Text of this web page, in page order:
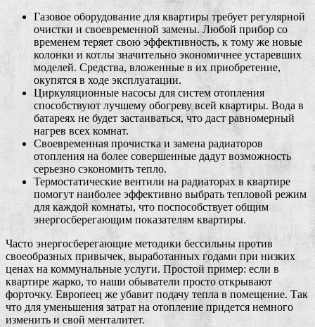
Газовое оборудование для квартиры требует регулярной
очистки и своевременной замены. Любой прибор со
временем теряет свою эффективность, к тому же новые
колонки и котлы значительно экономичнее устаревших
моделей. Средства, вложенные в их приобретение,
окупятся в ходе эксплуатации.
Циркуляционные насосы для систем отопления
способствуют лучшему обогреву всей квартиры. Вода в
батареях не будет застаиваться, что даст равномерный
нагрев всех комнат.
Своевременная прочистка и замена радиаторов
отопления на более совершенные дадут возможность
серьезно сэкономить тепло.
Термостатические вентили на радиаторах в квартире
помогут наиболее эффективно выбрать тепловой режим
для каждой комнаты, что поспособствует общим
энергосберегающим показателям квартиры.
Часто энергосберегающие методики бессильны против
своеобразных привычек, выработанных годами при низких
ценах на коммунальные услуги. Простой пример: если в
квартире жарко, то наши обыватели просто открывают
форточку. Европеец же убавит подачу тепла в помещение. Так
что для уменьшения затрат на отопление придется немного
изменить и свой менталитет.